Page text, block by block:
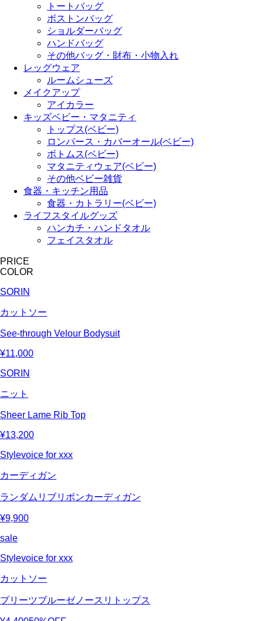
トートバッグ
ボストンバッグ
ショルダーバッグ
ハンドバッグ
その他バッグ・財布・小物入れ
レッグウェア
ルームシューズ
メイクアップ
アイカラー
キッズベビー・マタニティ
トップス(ベビー)
ロンパース・カバーオール(ベビー)
ボトムス(ベビー)
マタニティウェア(ベビー)
その他ベビー雑貨
食器・キッチン用品
食器・カトラリー(ベビー)
ライフスタイルグッズ
ハンカチ・ハンドタオル
フェイスタオル
PRICE
COLOR
SORIN
カットソー
See-through Velour Bodysuit
¥11,000
SORIN
ニット
Sheer Lame Rib Top
¥13,200
Stylevoice for xxx
カーディガン
ランダムリブリボンカーディガン
¥9,900
sale
Stylevoice for xxx
カットソー
プリーツブルーゼノースリトップス